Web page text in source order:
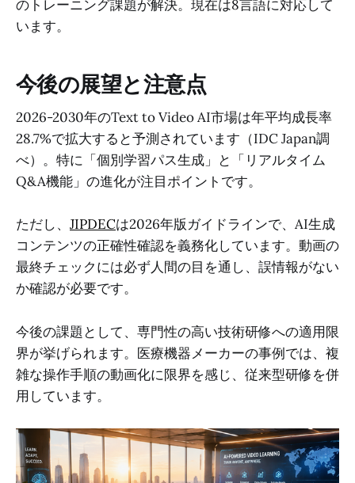
のトレーニング課題が解決。現在は8言語に対応して
います。
今後の展望と注意点
2026-2030年のText to Video AI市場は年平均成長率
28.7%で拡大すると予測されています（IDC Japan調
べ）。特に「個別学習パス生成」と「リアルタイム
Q&A機能」の進化が注目ポイントです。
ただし、 JIPDECは2026年版ガイドラインで、AI生成
コンテンツの正確性確認を義務化しています。動画の
最終チェックには必ず人間の目を通し、誤情報がない
か確認が必要です。
今後の課題として、専門性の高い技術研修への適用限
界が挙げられます。医療機器メーカーの事例では、複
雑な操作手順の動画化に限界を感じ、従来型研修を併
用しています。